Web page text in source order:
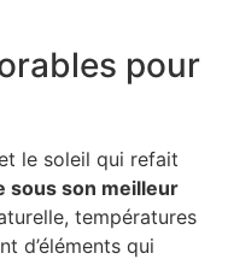
pour
le soleil qui refait
sous son meilleur
températures
d’éléments qui